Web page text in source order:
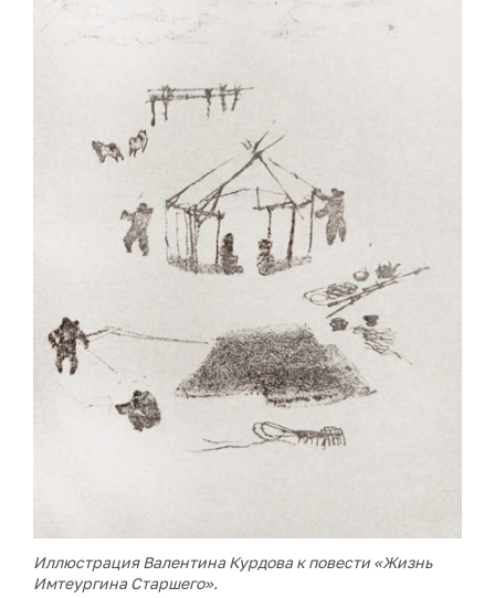
Иллюстрация Валентина Курдова к повести «Жизнь
Имтеургина Старшего».